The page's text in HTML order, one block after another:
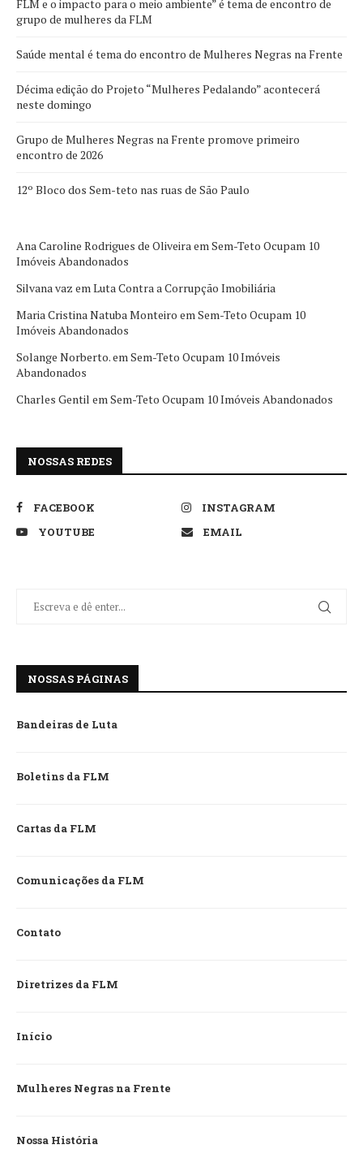
FLM e o impacto para o meio ambiente” é tema de encontro de
grupo de mulheres da FLM
Saúde mental é tema do encontro de Mulheres Negras na Frente
Décima edição do Projeto “Mulheres Pedalando” acontecerá
neste domingo
Grupo de Mulheres Negras na Frente promove primeiro
encontro de 2026
12º Bloco dos Sem-teto nas ruas de São Paulo
Ana Caroline Rodrigues de OliveiraemSem-Teto Ocupam 10
Imóveis Abandonados
Silvana vaz emLuta Contra a Corrupção Imobiliária
Maria Cristina Natuba Monteiro emSem-Teto Ocupam 10
Imóveis Abandonados
Solange Norberto.emSem-Teto Ocupam 10 Imóveis
Abandonados
Charles Gentil emSem-Teto Ocupam 10 Imóveis Abandonados
NOSSAS REDES
FACEBOOK
INSTAGRAM
YOUTUBE
EMAIL
NOSSAS PÁGINAS
Bandeiras de Luta
Boletins da FLM
Cartas da FLM
Comunicações da FLM
Contato
Diretrizes da FLM
Início
Mulheres Negras na Frente
Nossa História